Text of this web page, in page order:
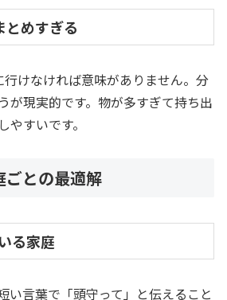
めすぎる
けなければ意味がありません。分
が現実的です。物が多すぎて持ち出
すいです。
ごとの最適解
る家庭
い言葉で「頭守って」と伝えること